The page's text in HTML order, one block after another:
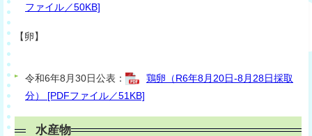
ファイル／50KB]
【卵】
令和6年8月30日公表：
鶏卵（R6年8月20日-8月28日採取
分） [PDFファイル／51KB]
水産物